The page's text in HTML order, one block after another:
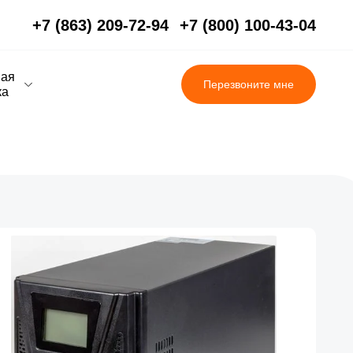
+7 (863) 209-72-94 +7 (800) 100-43-04
Перезвоните мне